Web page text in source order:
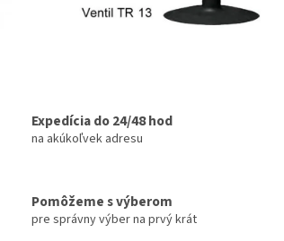
Expedícia do 24/48 hod
na akúkoľvek adresu
Pomôžeme s výberom
pre správny výber na prvý krát